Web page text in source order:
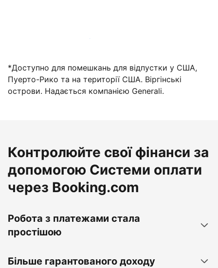
Зареєструвати помешкання вже зараз
*Доступно для помешкань для відпустки у США,
Пуерто-Рико та на території США. Віргінські
острови. Надається компанією Generali.
Контролюйте свої фінанси за
допомогою Системи оплати
через Booking.com
Робота з платежами стала
простішою
Більше гарантованого доходу